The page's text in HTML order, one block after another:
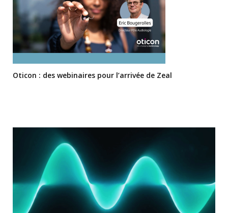
Oticon : des webinaires pour l’arrivée de Zeal